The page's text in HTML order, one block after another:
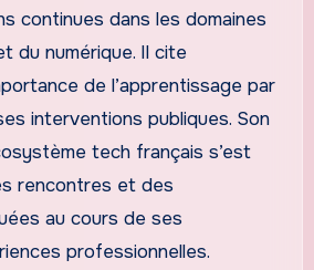
continues dans les domaines
du numérique. Il cite
de l’apprentissage par
interventions publiques. Son
tech français s’est
rencontres et des
au cours de ses
professionnelles.